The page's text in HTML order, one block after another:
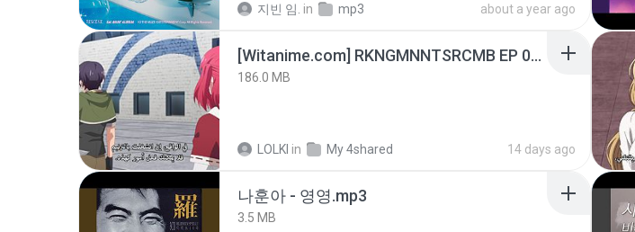
지빈 임. in mp3 about a year ago
[Witanime.com] RKNGMNNTSRCMB EP 05 HD.mp4
186.0 MB
LOLKI in My 4shared 14 days ago
나훈아 - 영영.mp3
3.5 MB